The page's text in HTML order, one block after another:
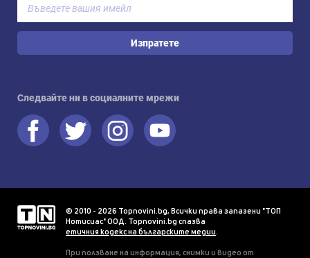
Изпратете
Следвайте ни в социалните мрежи
© 2010 - 2026 Topnovini.bg, Всички права запазени "ТОП
Нотисиас" ООД. Topnovini.bg спазва
етичния кодекс на българските медии.
При ползване на информация, снимки и видео от